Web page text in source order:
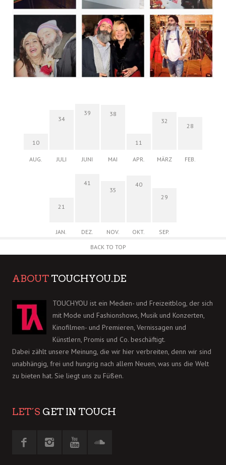
10
AUG.
34
JULI
39
JUNI
38
MAI
11
APR.
32
MÄRZ
28
FEB.
21
JAN.
41
DEZ.
35
NOV.
40
OKT.
29
SEP.
BACK TO TOP
ABOUT TOUCHYOU.DE
TOUCHYOU ist ein Medien- und Freizeitblog, der sich
mit Mode und Fashionshows, Musik und Konzerten,
Kinofilmen- und Premieren, Vernissagen und
Künstlern, Promis und Co. beschäftigt.
Dabei zählt unsere Meinung, die wir hier verbreiten, denn wir sind
unabhängig, frei und hungrig nach allem Neuen, was uns die Welt
zu bieten hat. Sie liegt uns zu Füßen.
LET´S GET IN TOUCH